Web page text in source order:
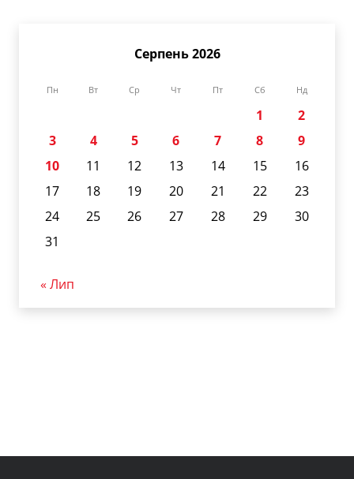
Серпень 2026
Пн Вт Ср Чт Пт Сб Нд
1
2
3
4 5 6 7 8
9
10
11 12 13 14 15
16
17
18 19 20 21 22
23
24
25 26 27 28 29
30
31
« Лип